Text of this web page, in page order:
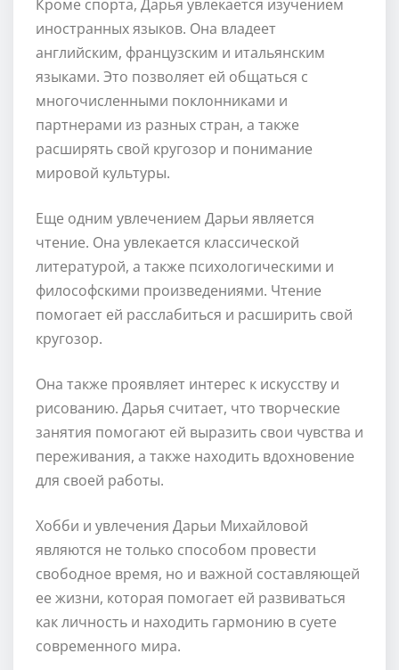
Кроме спорта, Дарья увлекается изучением
иностранных языков. Она владеет
английским, французским и итальянским
языками. Это позволяет ей общаться с
многочисленными поклонниками и
партнерами из разных стран, а также
расширять свой кругозор и понимание
мировой культуры.
Еще одним увлечением Дарьи является
чтение. Она увлекается классической
литературой, а также психологическими и
философскими произведениями. Чтение
помогает ей расслабиться и расширить свой
кругозор.
Она также проявляет интерес к искусству и
рисованию. Дарья считает, что творческие
занятия помогают ей выразить свои чувства и
переживания, а также находить вдохновение
для своей работы.
Хобби и увлечения Дарьи Михайловой
являются не только способом провести
свободное время, но и важной составляющей
ее жизни, которая помогает ей развиваться
как личность и находить гармонию в суете
современного мира.